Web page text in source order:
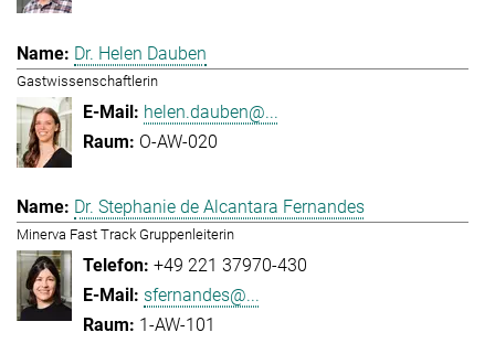
Dr. Helen Dauben
Gastwissenschaftlerin
helen.dauben@...
O-AW-020
Dr. Stephanie de Alcantara Fernandes
Minerva Fast Track Gruppenleiterin
+49 221 37970-430
sfernandes@...
1-AW-101